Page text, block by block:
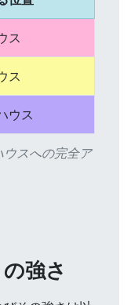
ウスへの完全ア
ス
ス
ウス
強さ